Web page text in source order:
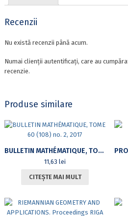
Recenzii
Nu există recenzii până acum.
Numai clienții autentificați, care au
recenzie.
Produse similare
BULLETIN MATHÉMATIQUE, TOME 60 (108) NO. 2, 2017
11,63lei
CITEȘTE MAI MULT